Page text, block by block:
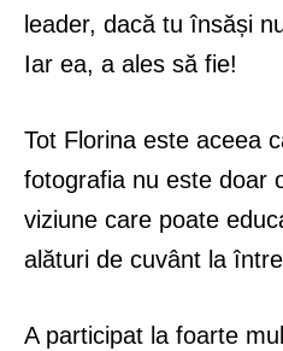
leader, dacă tu însăși
Iar ea, a ales să fie!
Tot Florina este aceea
fotografia nu este doar
viziune care poate
alături de cuvânt la
A participat la foarte